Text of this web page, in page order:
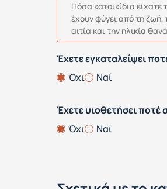
Πόσα κατοικίδια είχατε
έχουν φύγει από τη
αιτία και την ηλικία
Έχετε εγκαταλείψει
Όχι
Ναί
Έχετε υιοθετήσει ποτέ
Όχι
Ναί